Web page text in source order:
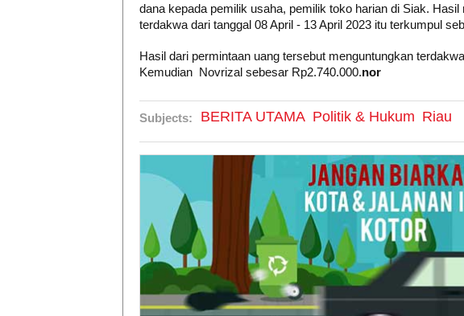
dana kepada pemilik usaha, pemilik toko harian di Siak.
terdakwa dari tanggal 08 April - 13 April 2023 itu terkumpul
Hasil dari permintaan uang tersebut menguntungkan
Kemudian Novrizal sebesar Rp2.740.000.nor
Subjects: BERITA UTAMA Politik & Hukum Riau